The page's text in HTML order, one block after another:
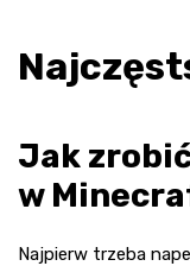
Jak
w
Najpierw trzeba